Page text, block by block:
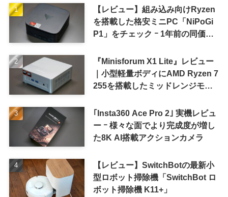
【レビュー】組み込み向けRyzen
を搭載した格安ミニPC「NiPoGi
P1」をチェック ｰ 1年前の同価格
『Minisforum X1 Lite』レビュー
｜小型軽量ボディにAMD Ryzen 7
255を搭載したミッドレンジモデ
｢Insta360 Ace Pro 2｣ 実機レビュ
ー ｰ 様々な面でより完成度が増し
た8K AI搭載アクションカメラ
【レビュー】SwitchBotの最新小
型ロボット掃除機「SwitchBot ロ
ボット掃除機 K11+」